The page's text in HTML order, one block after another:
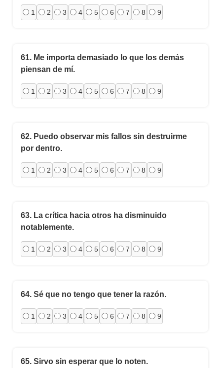
1 2 3 4 5 6 7 8 9
61. Me importa demasiado lo que los demás
piensan de mí.
1 2 3 4 5 6 7 8 9
62. Puedo observar mis fallos sin destruirme
por dentro.
1 2 3 4 5 6 7 8 9
63. La crítica hacia otros ha disminuido
notablemente.
1 2 3 4 5 6 7 8 9
64. Sé que no tengo que tener la razón.
1 2 3 4 5 6 7 8 9
65. Sirvo sin esperar que lo noten.